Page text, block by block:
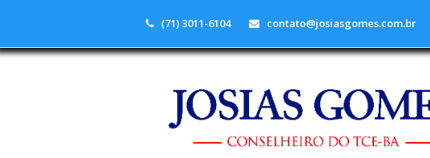
(71) 3011-6104 contato@josiasgomes.com.br